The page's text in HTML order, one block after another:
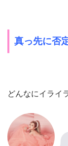
真っ先に否
どんなにイライ